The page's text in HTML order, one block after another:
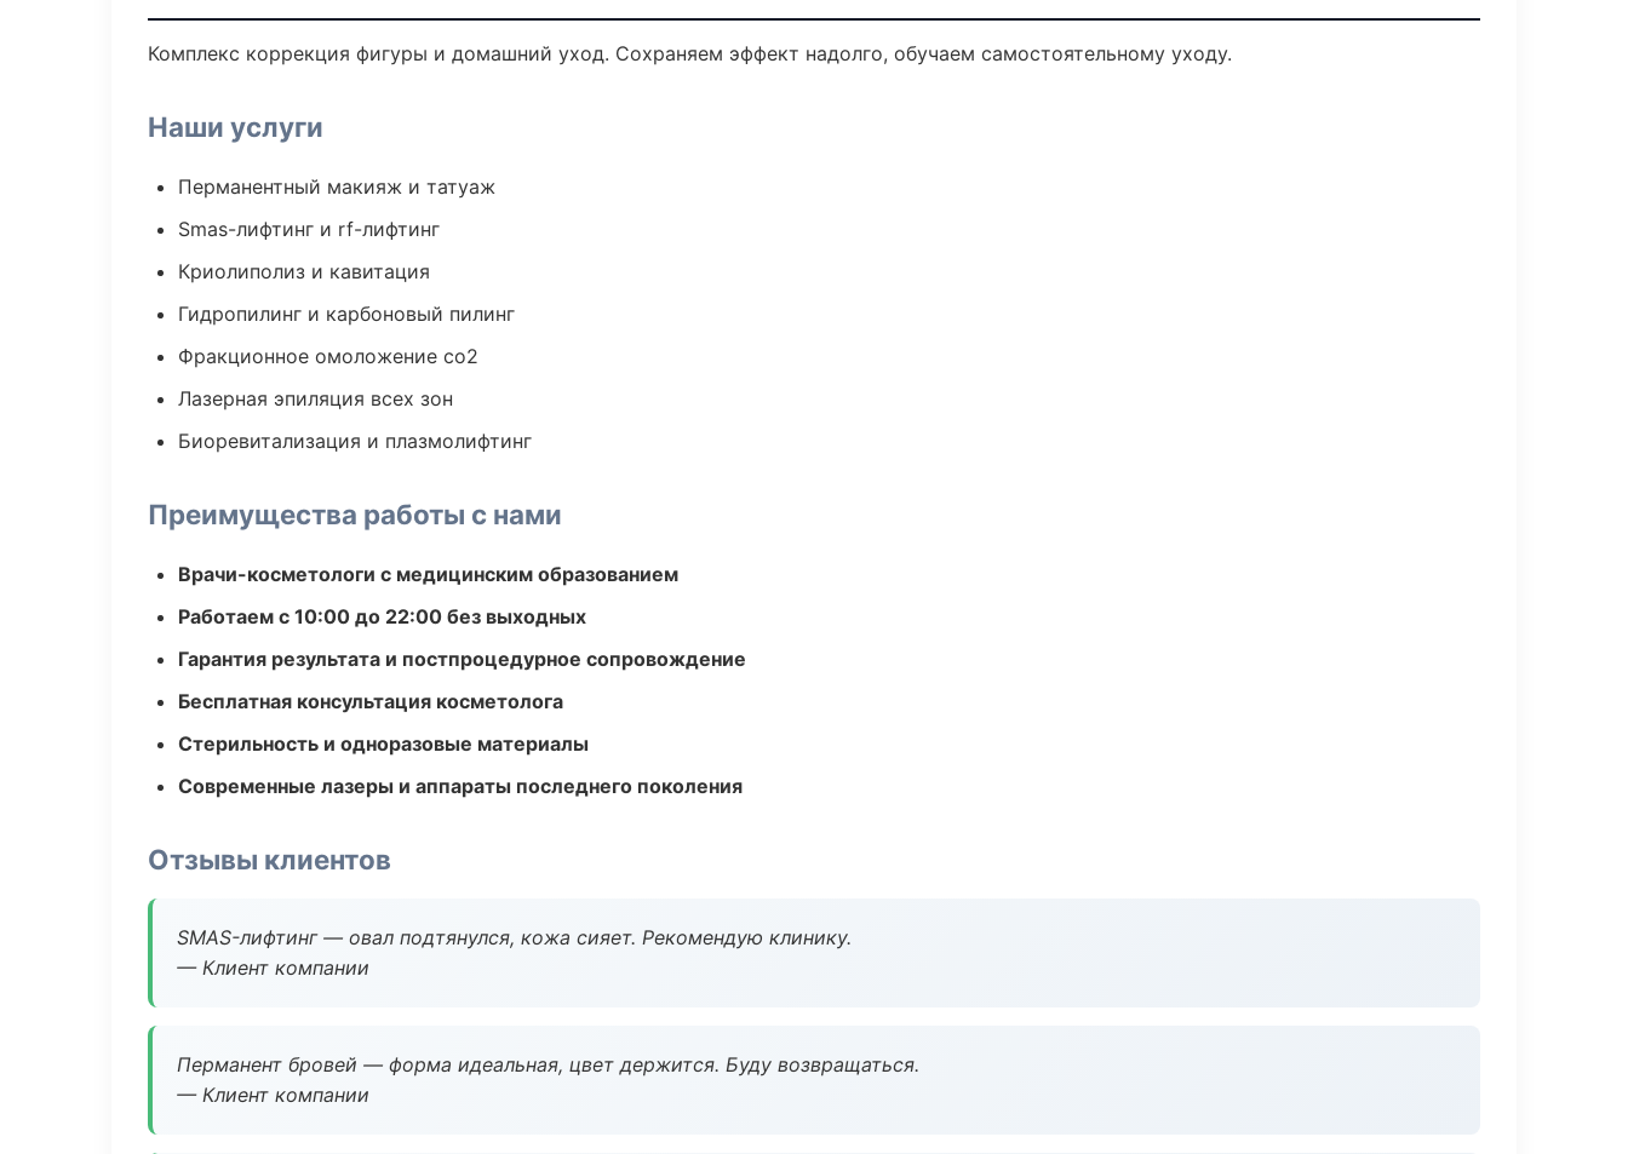
Комплекс коррекция фигуры и домашний уход. Сохраняем эффект надолго, обучаем самостоятельному уходу.
Наши услуги
Перманентный макияж и татуаж
Smas-лифтинг и rf-лифтинг
Криолиполиз и кавитация
Гидропилинг и карбоновый пилинг
Фракционное омоложение co2
Лазерная эпиляция всех зон
Биоревитализация и плазмолифтинг
Преимущества работы с нами
Врачи-косметологи с медицинским образованием
Работаем с 10:00 до 22:00 без выходных
Гарантия результата и постпроцедурное сопровождение
Бесплатная консультация косметолога
Стерильность и одноразовые материалы
Современные лазеры и аппараты последнего поколения
Отзывы клиентов
SMAS-лифтинг — овал подтянулся, кожа сияет. Рекомендую клинику.
— Клиент компании
Перманент бровей — форма идеальная, цвет держится. Буду возвращаться.
— Клиент компании